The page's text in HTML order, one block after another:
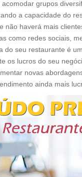
grupos
a capacidade do
não haverá mais
como redes sociais,
do seu restaurante é
os lucros do seu
novas
ainda mais